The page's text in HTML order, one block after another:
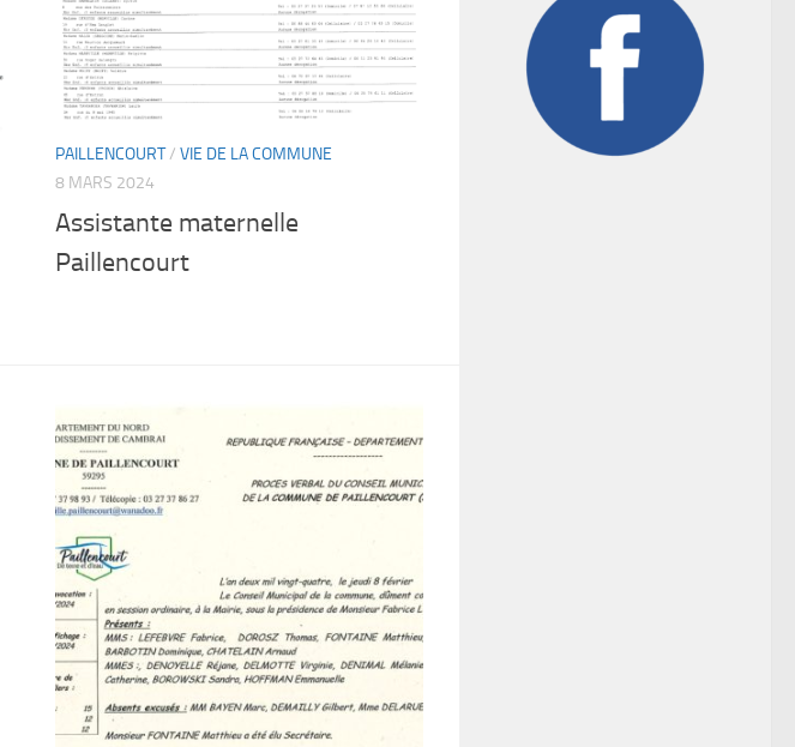
PAILLENCOURT/ VIE DE LA COMMUNE
8 MARS 2024
Assistante maternelle
Paillencourt